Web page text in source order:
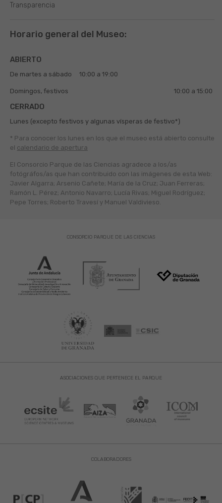
Transparencia
Horario general del Museo:
ABIERTO
De martes a sábado 10:00 a 19:00
Domingos, festivos 10:00 a 15:00
CERRADO
Lunes (excepto festivos y algunas vísperas de festivo*)
* Para conocer los lunes en los que el museo está abierto consulte
el calendario de apertura
El Consorcio Parque de las Ciencias agradece a los/as
fotógráfos/as que han contribuido con las imágenes de esta Web:
Javier Algarra; Arsenio Cañete; María de la Cruz; Juan Ferreras;
Ramón L. Pérez; Antonio Navarro; Lucía Rivas; Miguel Rodríguez;
Pepe Torres; Roberto Travesí y Manuel Valdivieso.
ASOCIACIONES QUE PERTENECE EL PARQUE
CONSORCIO PARQUE DE LAS CIENCIAS
COLABORADORES